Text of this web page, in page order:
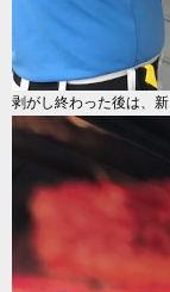
剥がし終わった後は、